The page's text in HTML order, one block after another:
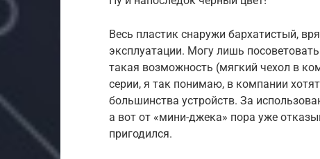
Весь пластик снаружи бархатистый,
эксплуатации. Могу лишь
такая возможность (мягкий чехол в
серии, я так понимаю, в компании
большинства устройств. За
а вот от «мини-джека» пора уже
пригодился.